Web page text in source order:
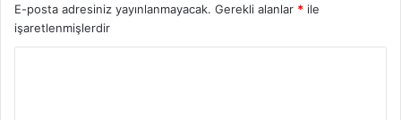
E-posta adresiniz yayınlanmayacak. Gerekli alanlar * ile
işaretlenmişlerdir